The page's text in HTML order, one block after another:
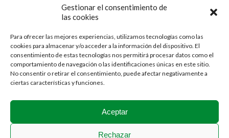
Gestionar el consentimiento de
las cookies
Para ofrecer las mejores experiencias, utilizamos tecnologías como las
cookies para almacenar y/o acceder a la información del dispositivo. El
consentimiento de estas tecnologías nos permitirá procesar datos como el
comportamiento de navegación o las identificaciones únicas en este sitio.
No consentir o retirar el consentimiento, puede afectar negativamente a
ciertas características y funciones.
Aceptar
Rechazar